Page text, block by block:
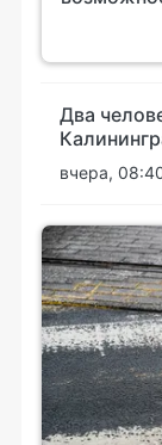
Два
вчера,